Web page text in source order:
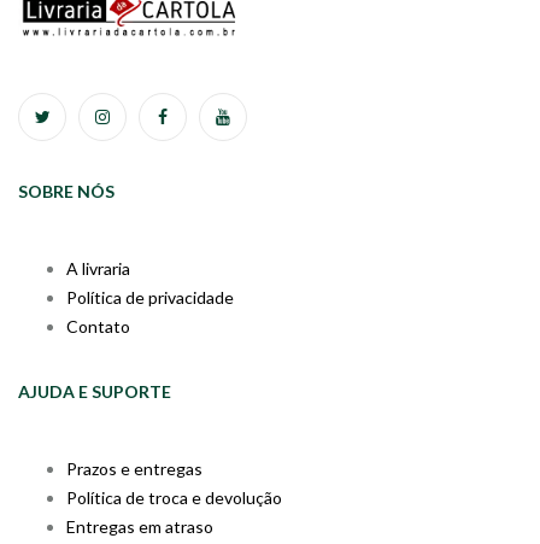
SOBRE NÓS
A livraria
Política de privacidade
Contato
AJUDA E SUPORTE
Prazos e entregas
Política de troca e devolução
Entregas em atraso